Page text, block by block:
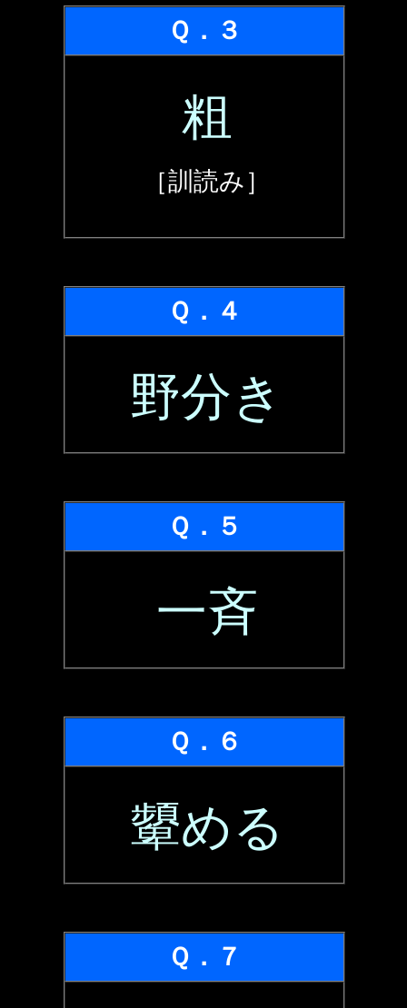
Ｑ．３
粗
［訓読み］
Ｑ．４
野分き
Ｑ．５
一斉
Ｑ．６
顰める
Ｑ．７